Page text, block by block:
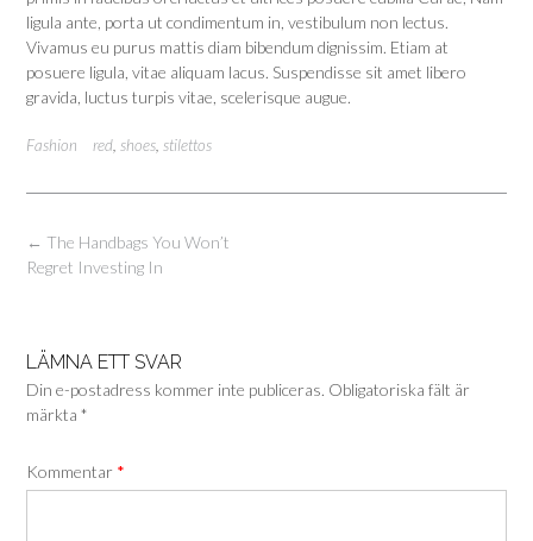
ligula ante, porta ut condimentum in, vestibulum non lectus.
Vivamus eu purus mattis diam bibendum dignissim. Etiam at
posuere ligula, vitae aliquam lacus. Suspendisse sit amet libero
gravida, luctus turpis vitae, scelerisque augue.
Fashion red shoes stilettos
Inläggsnavigering
← The Handbags You Won’t
Regret Investing In
LÄMNA ETT SVAR
Din e-postadress kommer inte publiceras. Obligatoriska fält är
märkta *
Kommentar *